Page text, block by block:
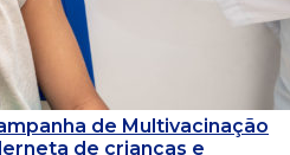
de Multivacinação
de crianças e